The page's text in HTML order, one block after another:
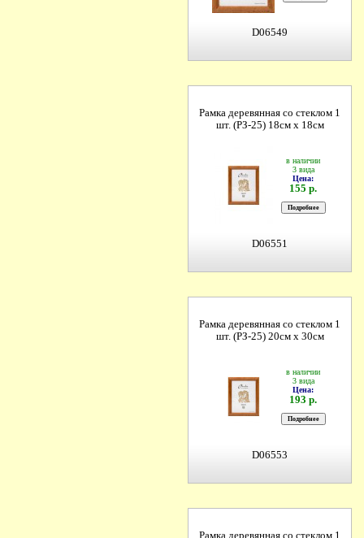
D06549
Рамка деревянная со стеклом 1
шт. (РЗ-25) 18см х 18см
в наличии
3 вида
Цена:
155 р.
D06551
Рамка деревянная со стеклом 1
шт. (РЗ-25) 20см х 30см
в наличии
3 вида
Цена:
193 р.
D06553
Рамка деревянная со стеклом 1